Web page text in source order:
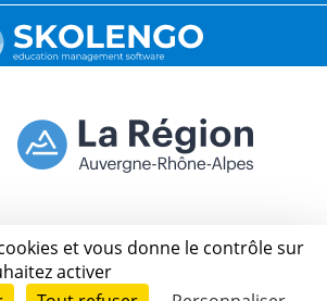
et vous donne le contrôle sur
activer